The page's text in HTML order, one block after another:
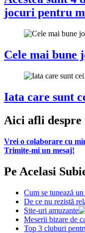
jocuri pentru
Cele mai bune
Iata care sunt
Aici afli despre
Vrei o colaborare cu
Trimite-mi un mesaj!
Pe Acelasi
Cum se tunează un
De ce nu rezistă
Site-uri amuzante
Meserii bizare de
Top 3 cluburi